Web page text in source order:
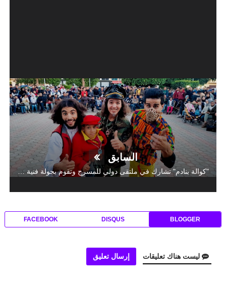
السابق
"كوالة بنادم" تشارك في ملتقى دولي للمسرح وتقوم بجولة فنية بتونس
BLOGGER
DISQUS
FACEBOOK
ليست هناك تعليقات إرسال تعليق